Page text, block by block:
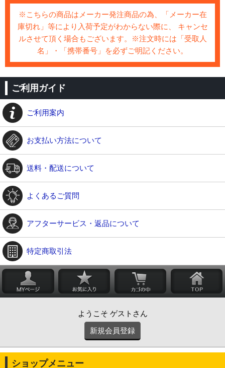
※こちらの商品はメーカー発注商品の為、「メーカー在
庫切れ」等により入荷予定がわからない際に、 キャンセ
ルさせて頂く場合もございます。※注文時には「受取人
名」・「携帯番号」を必ずご明記ください。
ご利用ガイド
ご利用案内
お支払い方法について
送料・配送について
よくあるご質問
アフターサービス・返品について
特定商取引法
ようこそ ゲストさん
新規会員登録
ショップメニュー